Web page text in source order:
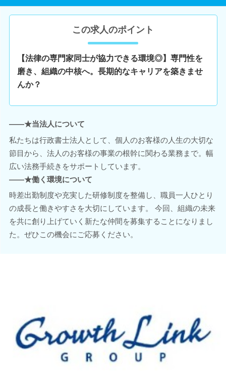
この求人のポイント
【法律の専門家同士が協力できる環境◎】専門性を
磨き、組織の中核へ。長期的なキャリアを築きませ
んか？
――★当法人について
私たちは行政書士法人として、個人のお客様の人生の大切な
節目から、法人のお客様の事業の根幹に関わる業務まで。幅
広い法務手続きをサポートしています。
――★働く環境について
時差出勤制度や充実した研修制度を整備し、職員一人ひとり
の成長と働きやすさを大切にしています。 今回、組織の未来
を共に創り上げていく新たな仲間を募集することになりまし
た。ぜひこの機会にご応募ください。